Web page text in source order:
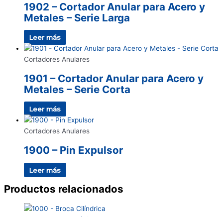
1902 – Cortador Anular para Acero y
Metales – Serie Larga
Leer más
Cortadores Anulares
1901 – Cortador Anular para Acero y
Metales – Serie Corta
Leer más
Cortadores Anulares
1900 – Pin Expulsor
Leer más
Productos relacionados